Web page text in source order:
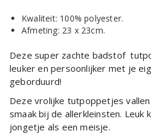
Kwaliteit: 100% polyester.
Afmeting: 23 x 23cm.
Deze super zachte badstof
leuker en persoonlijker met je
geborduurd!
Deze vrolijke tutpoppetjes
smaak bij de allerkleinsten. Leuk
jongetje als een meisje.